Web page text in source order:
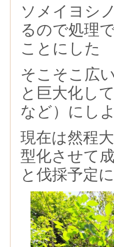
ソメイヨシ
るので処理
ことにした
そこそこ広
と巨大化し
など）にし
現在は然程
型化させて
と伐採予定